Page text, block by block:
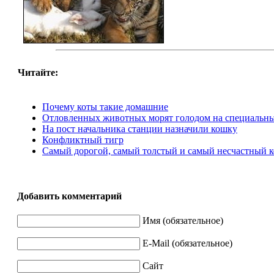
Читайте:
Почему коты такие домашние
Отловленных животных морят голодом на
На пост начальника станции назначили кошку
Конфликтный тигр
Самый дорогой, самый толстый и самый несчастный
Добавить комментарий
Имя (обязательное)
E-Mail (обязательное)
Сайт